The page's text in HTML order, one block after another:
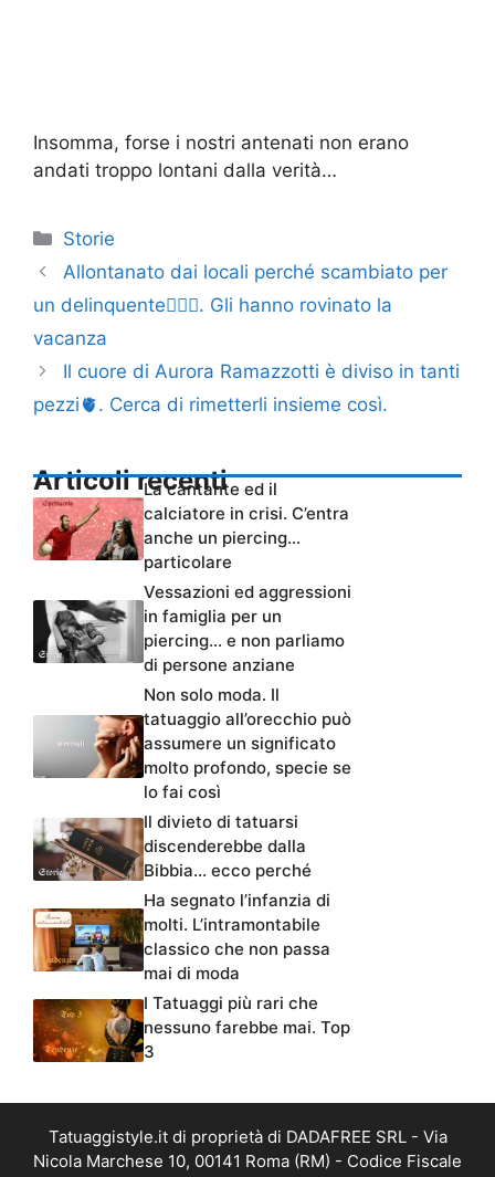
Insomma, forse i nostri antenati non erano
andati troppo lontani dalla verità…
Categorie
Storie
Allontanato dai locali perché scambiato per
un delinquente🦸🏼‍♂️. Gli hanno rovinato la
vacanza
Il cuore di Aurora Ramazzotti è diviso in tanti
pezzi🫀. Cerca di rimetterli insieme così.
Articoli recenti
La cantante ed il
calciatore in crisi. C’entra
anche un piercing…
particolare
Vessazioni ed aggressioni
in famiglia per un
piercing… e non parliamo
di persone anziane
Non solo moda. Il
tatuaggio all’orecchio può
assumere un significato
molto profondo, specie se
lo fai così
Il divieto di tatuarsi
discenderebbe dalla
Bibbia… ecco perché
Ha segnato l’infanzia di
molti. L’intramontabile
classico che non passa
mai di moda
I Tatuaggi più rari che
nessuno farebbe mai. Top
3
Tatuaggistyle.it di proprietà di DADAFREE SRL - Via
Nicola Marchese 10, 00141 Roma (RM) - Codice Fiscale